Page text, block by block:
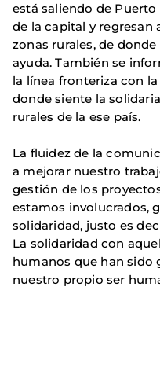
está saliendo de
de la capital y regresan
zonas rurales, de
ayuda. También se
la línea fronteriza con
donde siente la
rurales de la ese país.
La fluidez de la
a mejorar nuestro
gestión de los
estamos involucrados,
solidaridad, justo es
La solidaridad con
humanos que han sido
nuestro propio ser